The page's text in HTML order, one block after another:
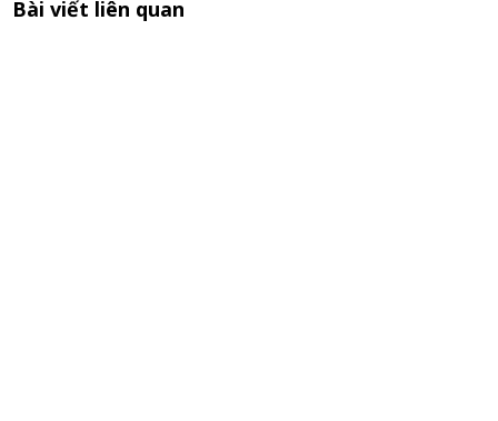
Bài viết liên quan